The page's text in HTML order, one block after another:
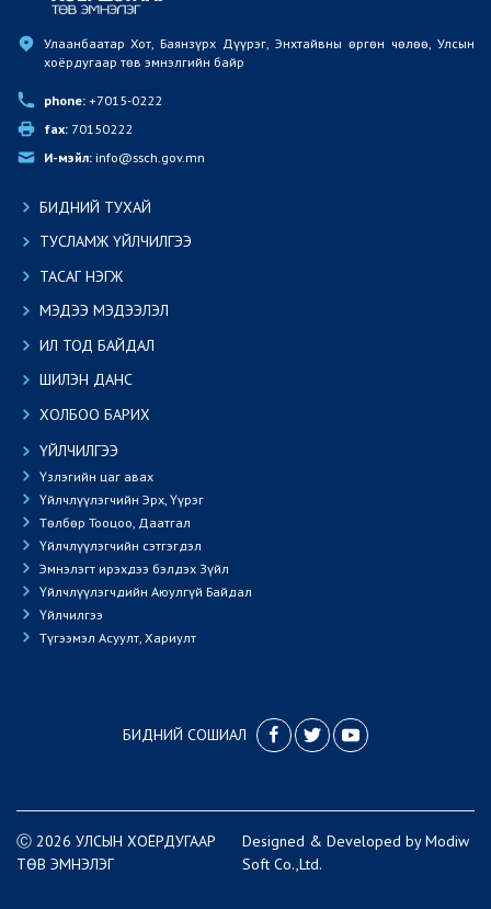
Улаанбаатар Хот, Баянзүрх Дүүрэг, Энхтайвны өргөн чөлөө, Улсын
хоёрдугаар төв эмнэлгийн байр
phone: +7015-0222
fax: 70150222
И-мэйл: info@ssch.gov.mn
БИДНИЙ ТУХАЙ
ТУСЛАМЖ ҮЙЛЧИЛГЭЭ
ТАСАГ НЭГЖ
МЭДЭЭ МЭДЭЭЛЭЛ
ИЛ ТОД БАЙДАЛ
ШИЛЭН ДАНС
ХОЛБОО БАРИХ
ҮЙЛЧИЛГЭЭ
Үзлэгийн цаг авах
Үйлчлүүлэгчийн Эрх, Үүрэг
Төлбөр Тооцоо, Даатгал
Үйлчлүүлэгчийн сэтгэгдэл
Эмнэлэгт ирэхдээ бэлдэх Зүйл
Үйлчлүүлэгчдийн Аюулгүй Байдал
Үйлчилгээ
Түгээмэл Асуулт, Хариулт
БИДНИЙ СОШИАЛ
Ⓒ 2026 УЛСЫН ХОЁРДУГААР
ТӨВ ЭМНЭЛЭГ
Designed & Developed byModiw
SoftCo.,Ltd.